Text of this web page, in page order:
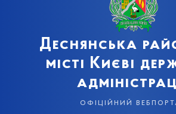
Деснянська
місті Києві
офіційний